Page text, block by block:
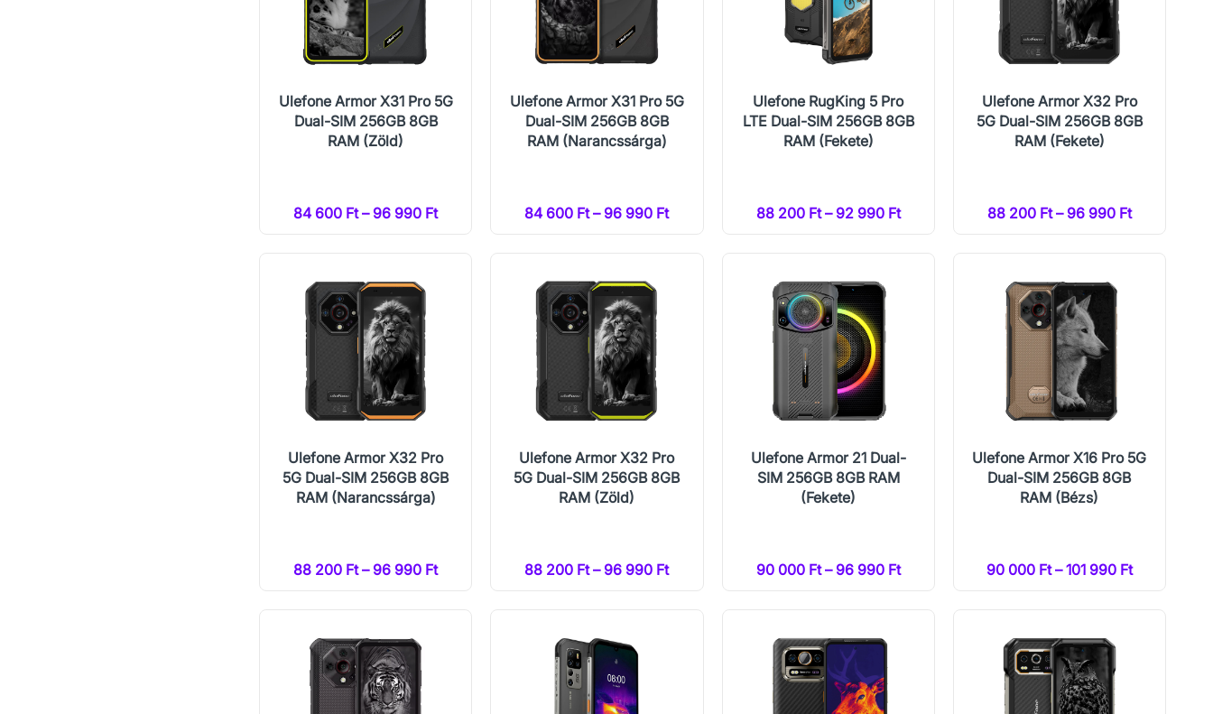
Ulefone Armor X31 Pro 5G
Dual-SIM 256GB 8GB
RAM (Zöld)
84 600 Ft – 96 990 Ft
Ulefone Armor X31 Pro 5G
Dual-SIM 256GB 8GB
RAM (Narancssárga)
84 600 Ft – 96 990 Ft
Ulefone RugKing 5 Pro
LTE Dual-SIM 256GB 8GB
RAM (Fekete)
88 200 Ft – 92 990 Ft
Ulefone Armor X32 Pro
5G Dual-SIM 256GB 8GB
RAM (Fekete)
88 200 Ft – 96 990 Ft
Ulefone Armor X32 Pro
5G Dual-SIM 256GB 8GB
RAM (Narancssárga)
88 200 Ft – 96 990 Ft
Ulefone Armor X32 Pro
5G Dual-SIM 256GB 8GB
RAM (Zöld)
88 200 Ft – 96 990 Ft
Ulefone Armor 21 Dual-
SIM 256GB 8GB RAM
(Fekete)
90 000 Ft – 96 990 Ft
Ulefone Armor X16 Pro 5G
Dual-SIM 256GB 8GB
RAM (Bézs)
90 000 Ft – 101 990 Ft